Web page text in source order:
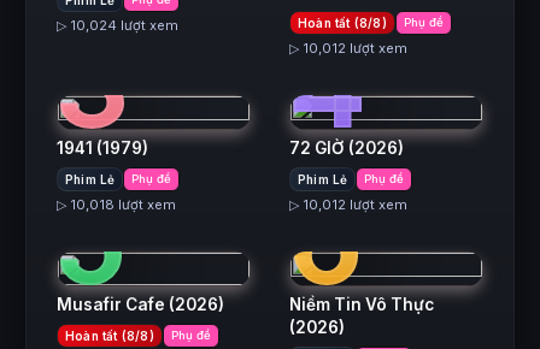
▷ 10,024 lượt xem Hoàn tất (8/8) Phụ đề
▷ 10,012 lượt xem
3
1941 (1979)
Phim Lẻ Phụ đề
▷ 10,018 lượt xem
4
72 GIỜ (2026)
Phim Lẻ Phụ đề
▷ 10,012 lượt xem
5
Musafir Cafe (2026)
Hoàn tất (8/8) Phụ đề
6
Niềm Tin Vô Thực
(2026)